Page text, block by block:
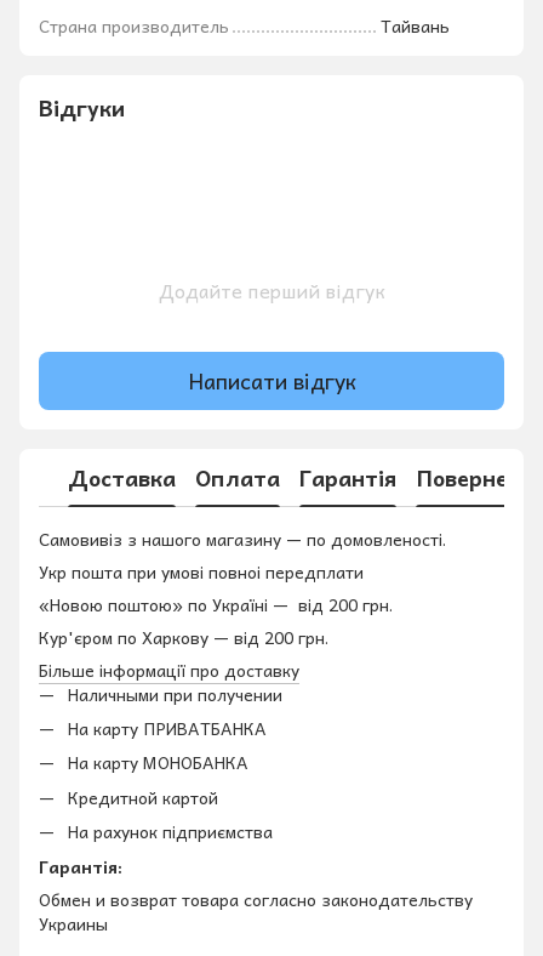
Страна производитель
Тайвань
Відгуки
Додайте перший відгук
Написати відгук
Доставка Оплата Гарантія
Самовивіз з нашого магазину — по домовленості.
Укр пошта при умові повноі передплати
«Новою поштою» по Україні — від 200 грн.
Кур'єром по Харкову — від 200 грн.
Більше інформації про доставку
Наличными при получении
На карту ПРИВАТБАНКА
На карту МОНОБАНКА
Кредитной картой
На рахунок підприємства
Гарантія:
Обмен и возврат товара согласно законодательству
Украины